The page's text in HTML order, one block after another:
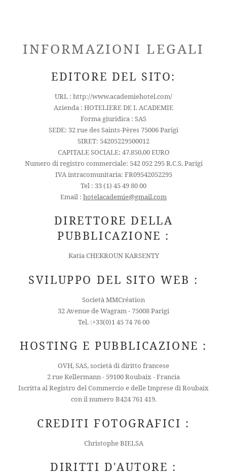
INFORMAZIONI LEGALI
EDITORE DEL SITO:
URL : http://www.academiehotel.com/
Azienda : HOTELIERE DE L ACADEMIE
Forma giuridica : SAS
SEDE: 32 rue des Saints-Pères 75006 Parigi
SIRET: 54205229500012
CAPITALE SOCIALE: 47.850,00 EURO
Numero di registro commerciale: 542 052 295 R.C.S. Parigi
IVA intracomunitaria: FR09542052295
Tel : 33 (1) 45 49 80 00
Email : hotelacademie@gmail.com
DIRETTORE DELLA
PUBBLICAZIONE :
Katia CHEKROUN KARSENTY
SVILUPPO DEL SITO WEB :
Società MMCréation
32 Avenue de Wagram - 75008 Parigi
Tel. :+33(0)1 45 74 76 00
HOSTING E PUBBLICAZIONE :
OVH, SAS, società di diritto francese
2 rue Kellermann - 59100 Roubaix - Francia
Iscritta al Registro del Commercio e delle Imprese di Roubaix
con il numero B424 761 419.
CREDITI FOTOGRAFICI :
Christophe BIELSA
DIRITTI D'AUTORE :